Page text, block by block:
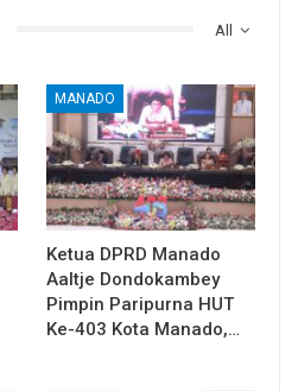
All
MANADO
Ketua DPRD Manado
Aaltje Dondokambey
Pimpin Paripurna HUT
Ke-403 Kota Manado,…